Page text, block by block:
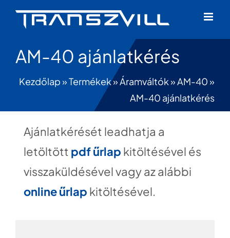
AM-40 ajánlatkérés
Kezdőlap»Termékek»Áramváltók»AM-40»
AM-40 ajánlatkérés
Ajánlatkérését leadhatja a
letöltött pdf űrlap kitöltésével és
visszaküldésével vagy az alábbi
online űrlap kitöltésével.